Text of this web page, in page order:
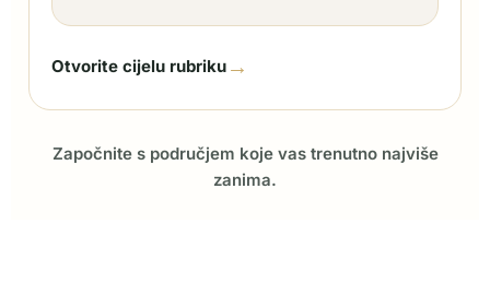
Otvorite cijelu rubriku →
Započnite s područjem koje vas trenutno najviše
zanima.